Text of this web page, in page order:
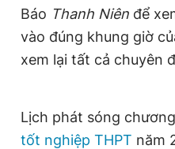
Báo Thanh Niên để
vào đúng khung giờ
xem lại tất cả chuyên
Lịch phát sóng
tốt nghiệp THPT năm